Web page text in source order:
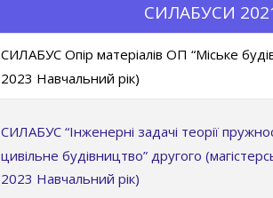
СИЛАБУСИ
СИЛАБУС Опір матеріалів ОП “Міське
2023 Навчальний рік)
СИЛАБУС “Інженерні задачі теорії
цивільне будівництво” другого
2023 Навчальний рік)